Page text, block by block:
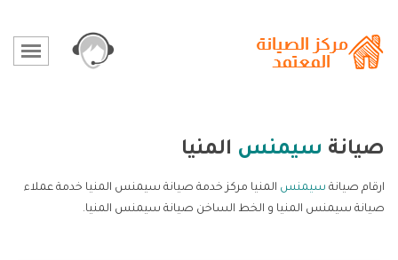
صيانة سيمنس المنيا
ارقام صيانة سيمنس المنيا مركز خدمة صيانة سيمنس المنيا خدمة عملاء
صيانة سيمنس المنيا و الخط الساخن صيانة سيمنس المنيا.